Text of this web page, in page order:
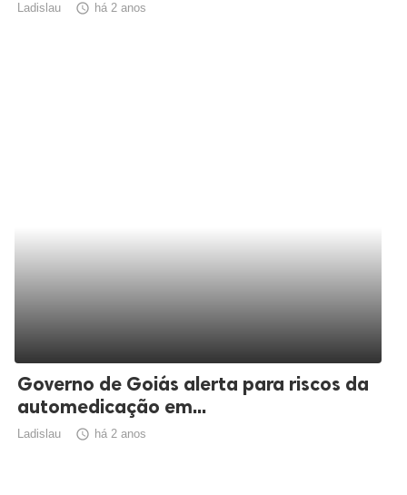
Ladislau  há 2 anos
Governo de Goiás alerta para riscos da
automedicação em...
Ladislau  há 2 anos